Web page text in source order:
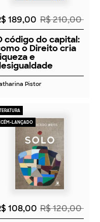
189,00 R$ 210,00
código do capital:
o Direito cria
e
Pistor
LANÇADO
2026
108,00 R$ 120,00